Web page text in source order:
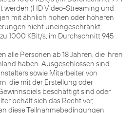
werden (HD Video-Streaming und
mit ähnlich hohen oder höheren
nicht uneingeschränkt
1000 KBit/s, im Durchschnitt 945
alle Personen ab 18 Jahren, die ihren
haben. Ausgeschlossen sind
sowie Mitarbeiter von
die mit der Erstellung oder
beschäftigt sind oder
behält sich das Recht vor,
diese Teilnahmebedingungen